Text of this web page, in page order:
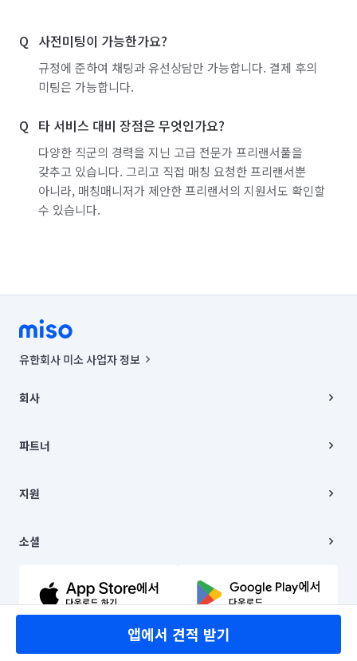
사전미팅이 가능한가요?
규정에 준하여 채팅과 유선상담만 가능합니다. 결제 후의
미팅은 가능합니다.
타 서비스 대비 장점은 무엇인가요?
다양한 직군의 경력을 지닌 고급 전문가 프리랜서풀을
갖추고 있습니다. 그리고 직접 매칭 요청한 프리랜서뿐
아니라, 매칭매니저가 제안한 프리랜서의 지원서도 확인할
수 있습니다.
앱에서 견적 받기
유한회사 미소 사업자 정보
00019 |
주소 | 본사: 서울특별시 종로구 율곡로 6(중학동, 트윈트리빌딩) B동 5층
컨택센터 : 서울특별시 종로구 수송동 율곡로 24, 7층, 8층 미소
상품, 상품정보, 거래에 관한 의무와 책임은 거래당사자에게 있습니다.
언론 보도 관련 문의:
© 유한회사 미소. Miso, Inc. All Rights Reserved.
회사
채용
파트너
이사
지원
이용약관
문의하기
소셜
유튜브